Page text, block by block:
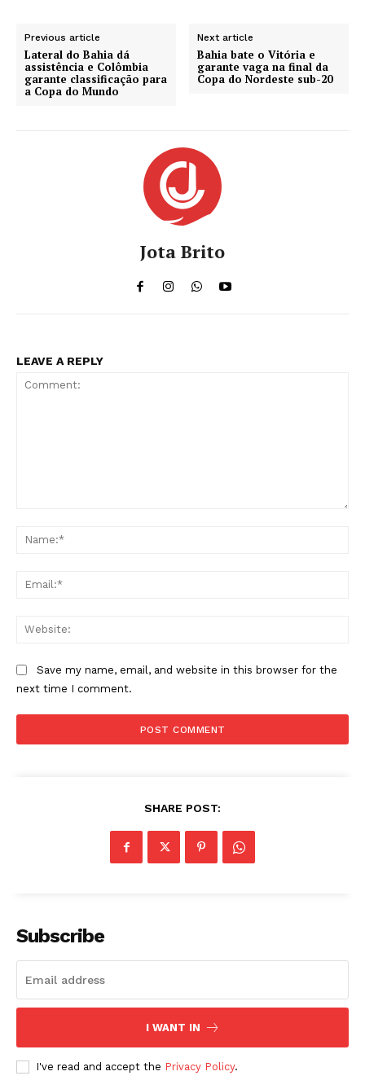
Previous article
Lateral do Bahia dá
assistência e Colômbia
garante classificação para
a Copa do Mundo
Next article
Bahia bate o Vitória e
garante vaga na final da
Copa do Nordeste sub-20
Jota Brito
LEAVE A REPLY
Save my name, email, and website in this browser for the
next time I comment.
SHARE POST:
Subscribe
I WANT IN
I've read and accept the Privacy Policy.